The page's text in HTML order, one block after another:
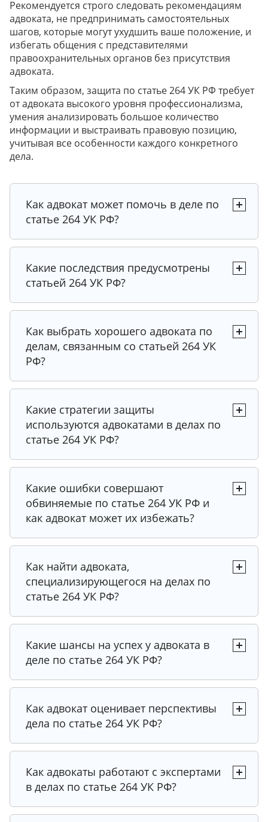
Рекомендуется строго следовать рекомендациям
адвоката, не предпринимать самостоятельных
шагов, которые могут ухудшить ваше положение, и
избегать общения с представителями
правоохранительных органов без присутствия
адвоката.
Таким образом, защита по статье 264 УК РФ требует
от адвоката высокого уровня профессионализма,
умения анализировать большое количество
информации и выстраивать правовую позицию,
учитывая все особенности каждого конкретного
дела.
Как адвокат может помочь в деле по
статье 264 УК РФ?
Какие последствия предусмотрены
статьей 264 УК РФ?
Как выбрать хорошего адвоката по
делам, связанным со статьей 264 УК
РФ?
Какие стратегии защиты
используются адвокатами в делах по
статье 264 УК РФ?
Какие ошибки совершают
обвиняемые по статье 264 УК РФ и
как адвокат может их избежать?
Как найти адвоката,
специализирующегося на делах по
статье 264 УК РФ?
Какие шансы на успех у адвоката в
деле по статье 264 УК РФ?
Как адвокат оценивает перспективы
дела по статье 264 УК РФ?
Как адвокаты работают с экспертами
в делах по статье 264 УК РФ?